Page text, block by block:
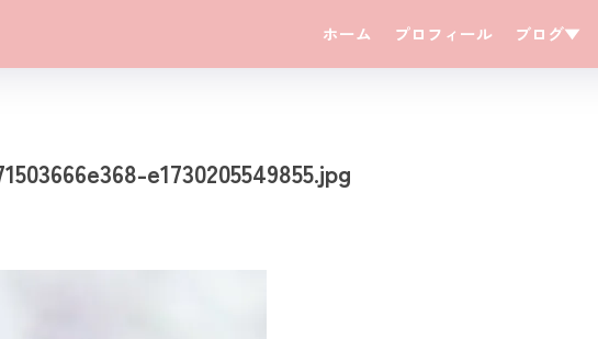
ホーム プロフィール ブログ▼
e1730205549855.jpg